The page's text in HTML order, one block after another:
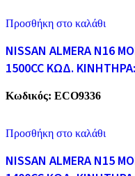
Προσθήκη στο καλάθι
NISSAN ALMERA N16
1500CC ΚΩΔ.
Κωδικός: ECO9336
Προσθήκη στο καλάθι
NISSAN ALMERA N15